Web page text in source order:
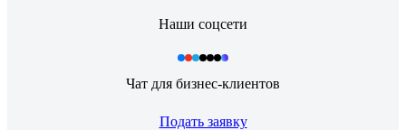
Наши соцсети
Чат для бизнес-клиентов
Подать заявку